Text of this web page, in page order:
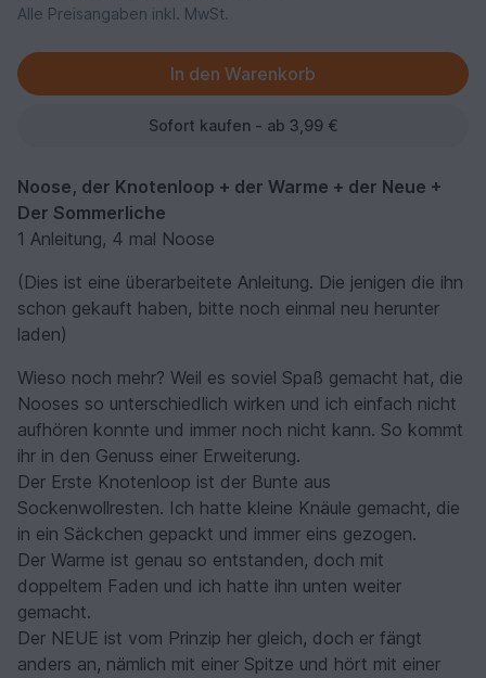
Alle Preisangaben inkl. MwSt.
Sofort kaufen - ab 3,99 €
Noose, der Knotenloop + der Warme + der Neue +
Der Sommerliche
1 Anleitung, 4 mal Noose
(Dies ist eine überarbeitete Anleitung. Die jenigen die ihn
schon gekauft haben, bitte noch einmal neu herunter
laden)
Wieso noch mehr? Weil es soviel Spaß gemacht hat, die
Nooses so unterschiedlich wirken und ich einfach nicht
aufhören konnte und immer noch nicht kann. So kommt
ihr in den Genuss einer Erweiterung.
Der Erste Knotenloop ist der Bunte aus
Sockenwollresten. Ich hatte kleine Knäule gemacht, die
in ein Säckchen gepackt und immer eins gezogen.
Der Warme ist genau so entstanden, doch mit
doppeltem Faden und ich hatte ihn unten weiter
gemacht.
Der NEUE ist vom Prinzip her gleich, doch er fängt
anders an, nämlich mit einer Spitze und hört mit einer